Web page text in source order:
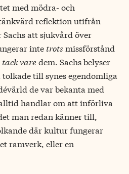
med mödra- och
reflektion utifrån
att sjukvård över
inte trots missförstånd
tack varedem. Sachs belyser
till synes egendomliga
de var bekanta med
handlar om att införliva
man redan känner till,
där kultur fungerar
ramverk, eller en